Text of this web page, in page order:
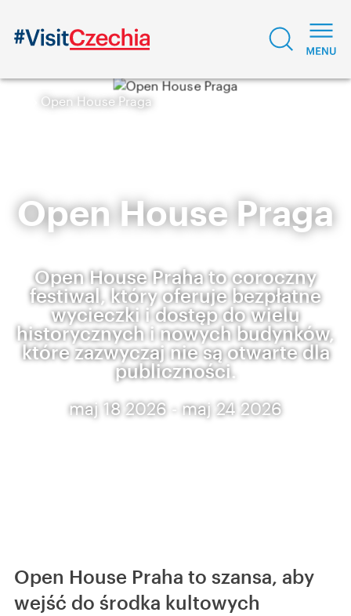
Open House Praga
Open House Praga
Open House Praha to coroczny
festiwal, który oferuje bezpłatne
wycieczki i dostęp do wielu
historycznych i nowych budynków,
które zazwyczaj nie są otwarte dla
publiczności.
maj 18 2026 - maj 24 2026
Open House Praha to szansa, aby
wejść do środka kultowych